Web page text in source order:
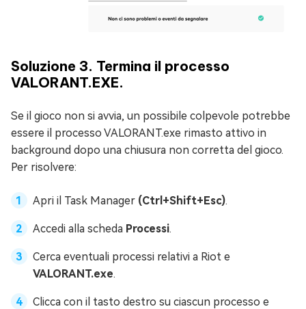
Soluzione 3. Termina il processo
VALORANT.EXE.
Se il gioco non si avvia, un possibile colpevole potrebbe
essere il processo VALORANT.exe rimasto attivo in
background dopo una chiusura non corretta del gioco.
Per risolvere:
Apri il Task Manager (Ctrl+Shift+Esc).
Accedi alla scheda Processi.
Cerca eventuali processi relativi a Riot e
VALORANT.exe.
Clicca con il tasto destro su ciascun processo e